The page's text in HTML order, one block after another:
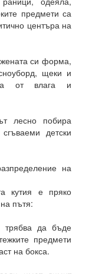
предмети са
центъра на
си форма,
щеки и
от влага и
лесно побира
детски
на
кутия е пряко
пътя:
трябва да бъде
предмети
на бокса.